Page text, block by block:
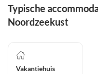
Typische
Noordzeekust
Vakantiehuis